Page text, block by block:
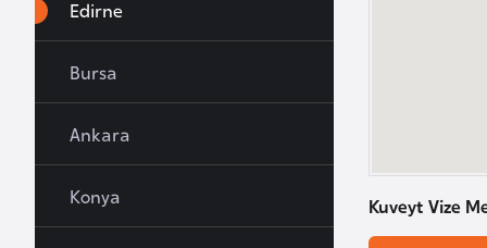
Kuveyt Vize
Edirne
Bursa
Ankara
Konya
z
r
b
a
y